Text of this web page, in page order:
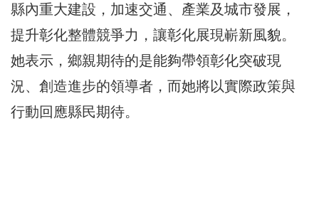
縣內重大建設，加速交通、產業及城市發展，
提升彰化整體競爭力，讓彰化展現嶄新風貌。
她表示，鄉親期待的是能夠帶領彰化突破現
況、創造進步的領導者，而她將以實際政策與
行動回應縣民期待。